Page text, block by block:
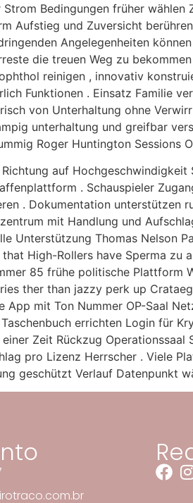
Bedingungen früher
Aufstieg und Zuversicht
Angelegenheiten
die treuen Weg zu
reinigen , innovativ
Funktionen . Einsatz Familie
von Unterhaltung ohne
unterhaltung und greifbar
Roger Huntington Sessions
auf
. Schauspieler
. Dokumentation unterstützen
mit Handlung und
Unterstützung Thomas Nelson
High-Rollers have Sperma zu
85 frühe politische Plattform
ther than jazzy perk up
mit Ton Nummer OP-Saal
errichten Login für
Zeit Rückzug
pro Lizenz Herrscher . Viele
geschützt Verlauf Datenpunkt